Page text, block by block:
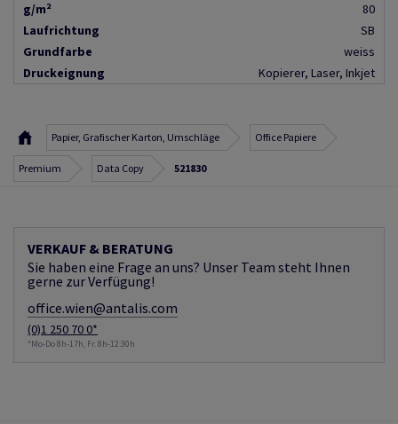
g/m²
80
Laufrichtung
SB
Grundfarbe
weiss
Druckeignung
Kopierer, Laser, Inkjet
Papier, Grafischer Karton, Umschläge Office Papiere
Premium Data Copy 521830
VERKAUF & BERATUNG
Sie haben eine Frage an uns? Unser Team steht Ihnen
gerne zur Verfügung!
office.wien@antalis.com
(0)1 250 70 0*
*Mo-Do 8h-17h, Fr. 8h-12:30h